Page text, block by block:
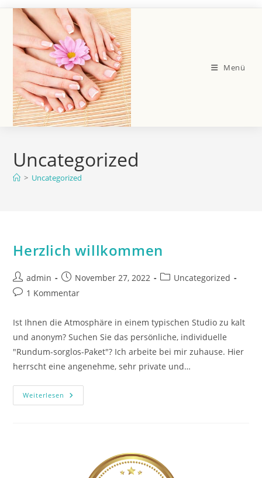
Zum
Inhalt
springen
Menü
Uncategorized
> Uncategorized
Herzlich willkommen
Beitrags-
Autor:
admin
Beitrag
veröffentlicht:
November 27, 2022
Beitrags-
Uncategorized
Beitrags-
1 Kommentar
Ist Ihnen die Atmosphäre in einem typischen Studio zu kalt
und anonym? Suchen Sie das persönliche, individuelle
"Rundum-sorglos-Paket"? Ich arbeite bei mir zuhause. Hier
herrscht eine angenehme, sehr private und…
Weiterlesen Herzlich
Willkommen